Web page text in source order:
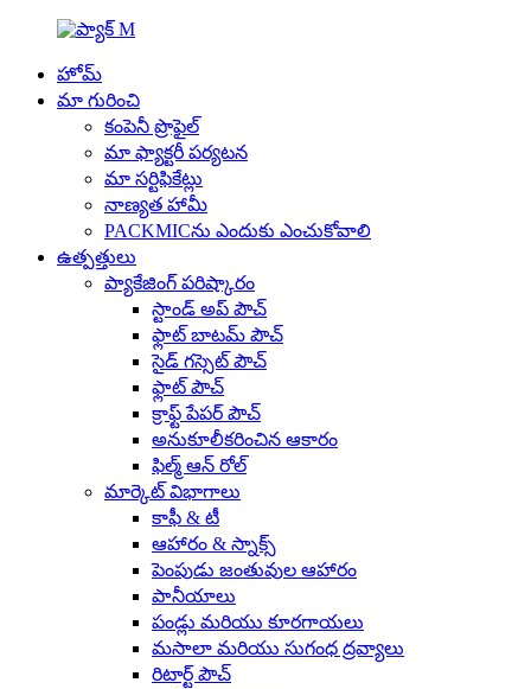
హోమ్
మా గురించి
కంపెనీ ప్రొఫైల్
మా ఫ్యాక్టరీ పర్యటన
మా సర్టిఫికేట్లు
నాణ్యత హామీ
PACKMICను ఎందుకు ఎంచుకోవాలి
ఉత్పత్తులు
ప్యాకేజింగ్ పరిష్కారం
స్టాండ్ అప్ పౌచ్
ఫ్లాట్ బాటమ్ పౌచ్
సైడ్ గస్సెట్ పౌచ్
ఫ్లాట్ పౌచ్
క్రాఫ్ట్ పేపర్ పౌచ్
అనుకూలీకరించిన ఆకారం
ఫిల్మ్ ఆన్ రోల్
మార్కెట్ విభాగాలు
కాఫీ & టీ
ఆహారం & స్నాక్స్
పెంపుడు జంతువుల ఆహారం
పానీయాలు
పండ్లు మరియు కూరగాయలు
మసాలా మరియు సుగంధ ద్రవ్యాలు
రిటార్ట్ పౌచ్